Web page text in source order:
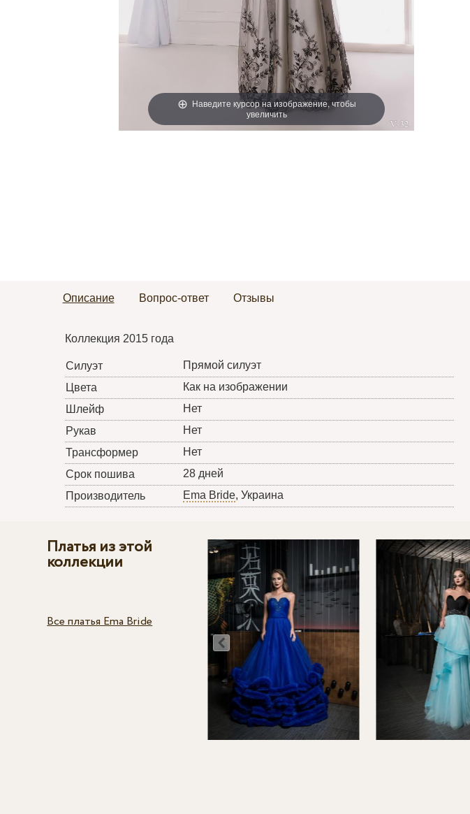
Наведите курсор на изображение, чтобы
увеличить
Описание Вопрос-ответ Отзывы
Коллекция 2015 года
Силуэт
Прямой силуэт
Цвета
Как на изображении
Шлейф
Нет
Рукав
Нет
Трансформер
Нет
Срок пошива
28 дней
Производитель
Ema Bride, Украина
Платья из этой
коллекции
Все платья Ema Bride